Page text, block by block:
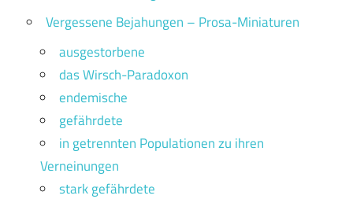
Vergessene Bejahungen – Prosa-Miniaturen
ausgestorbene
das Wirsch-Paradoxon
endemische
gefährdete
in getrennten Populationen zu ihren
Verneinungen
stark gefährdete